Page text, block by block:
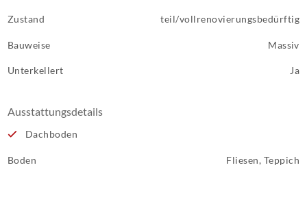
Zustand teil/vollrenovierungsbedürftig
Bauweise Massiv
Unterkellert Ja
Ausstattungsdetails
Dachboden
Boden Fliesen, Teppich